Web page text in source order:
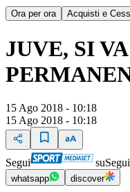
Ora per ora Acquisti e
JUVE, SI
15 Ago 2018 - 10:18
15 Ago 2018 - 10:18
Segui su
whatsapp discover